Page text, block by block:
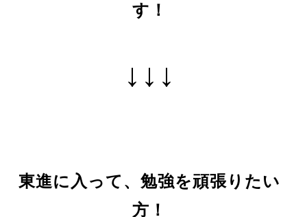
す！
↓↓↓
東進に入って、勉強を頑張りたい
方！